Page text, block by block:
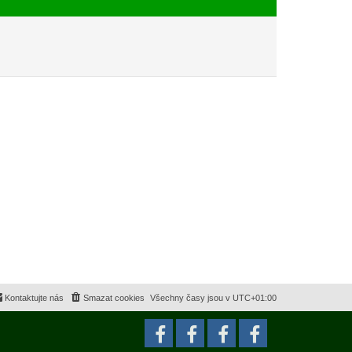
Všechny časy jsou v UTC+01:00
Smazat cookies
Kontaktujte nás